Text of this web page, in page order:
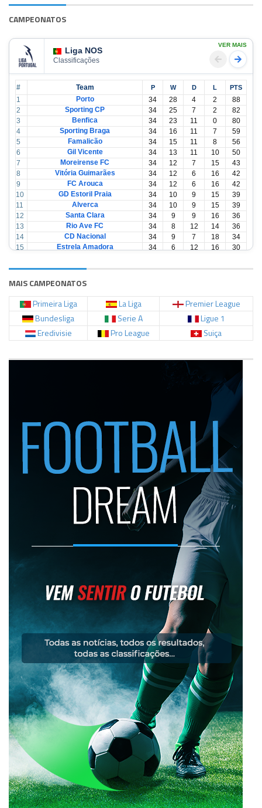
CAMPEONATOS
Liga NOS
Classificações
VER MAIS
# Team P W D L PTS
1 Porto 34 28 4 2
88
2
Sporting CP 34 25 7 2
82
3
Benfica 34 23 11 0
80
4
Sporting Braga 34 16 11 7
59
5
Famalicão 34 15 11 8
56
6
Gil Vicente 34 13 11 10
50
7
Moreirense FC 34 12 7 15
43
8
Vitória Guimarães 34 12 6 16
42
9
FC Arouca 34 12 6 16
42
10
GD Estoril Praia 34 10 9 15
39
11
Alverca 34 10 9 15
39
12
Santa Clara 34 9 9 16
36
13
Rio Ave FC 34 8 12 14
36
14
CD Nacional 34 9 7 18
34
15
Estrela Amadora 34 6 12 16
30
17
CD Tondela 34 6 10 18
28
MAIS CAMPEONATOS
Primeira Liga
La Liga
Premier League
Bundesliga
Serie A
Ligue 1
Eredivisie
Pro League Suiça